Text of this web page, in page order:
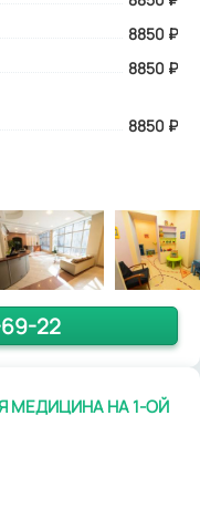
8850 ₽
8850 ₽
8850 ₽
22
МЕДИЦИНА НА 1-ОЙ